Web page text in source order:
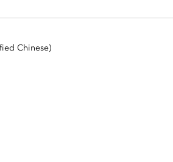
Chinese)